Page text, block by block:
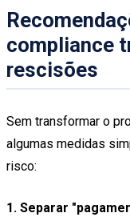
compliance
rescisões
Sem transformar o
algumas medidas
risco:
1. Separar